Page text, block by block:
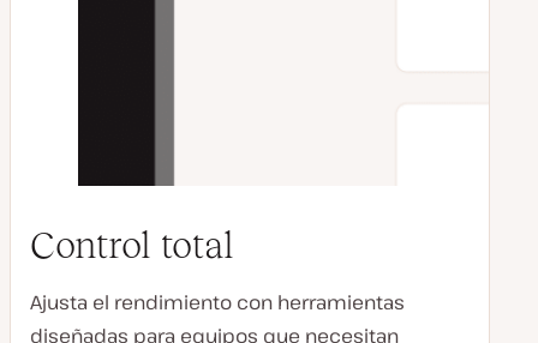
Control total
Ajusta el rendimiento con herramientas
diseñadas para equipos que necesitan